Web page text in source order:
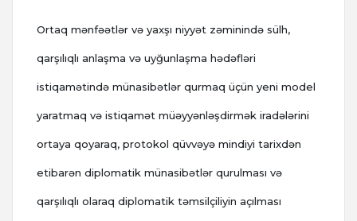
Ortaq mənfəətlər və yaxşı niyyət zəminində sülh,
qarşılıqlı anlaşma və uyğunlaşma hədəfləri
istiqamətində münasibətlər qurmaq üçün yeni model
yaratmaq və istiqamət müəyyənləşdirmək iradələrini
ortaya qoyaraq, protokol qüvvəyə mindiyi tarixdən
etibarən diplomatik münasibətlər qurulması və
qarşılıqlı olaraq diplomatik təmsilçiliyin açılması